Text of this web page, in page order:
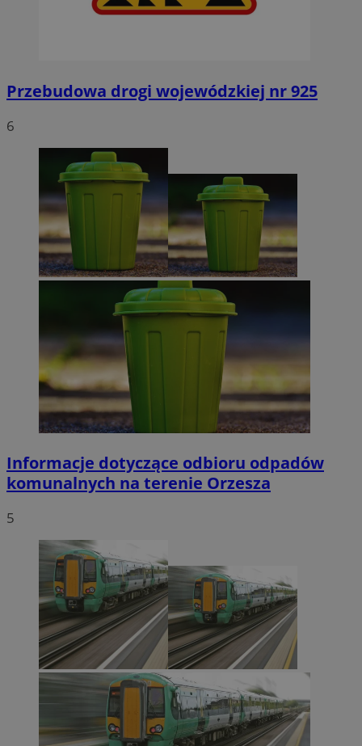
Przebudowa drogi wojewódzkiej nr 925
6
Informacje dotyczące odbioru odpadów
komunalnych na terenie Orzesza
5